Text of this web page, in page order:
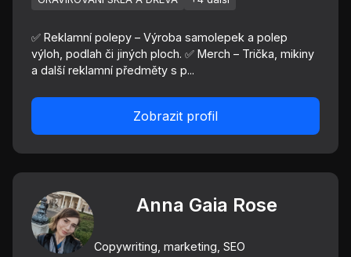
✅ Reklamní polepy – Výroba samolepek a polep
výloh, podlah či jiných ploch. ✅ Merch – Trička, mikiny
a další reklamní předměty s p...
Zobrazit profil
Anna Gaia Rose
Copywriting, marketing, SEO